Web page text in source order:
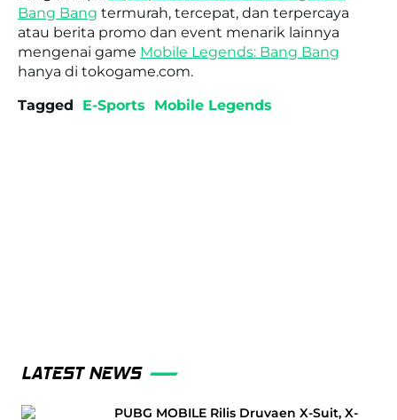
Bang Bang termurah, tercepat, dan terpercaya
atau berita promo dan event menarik lainnya
mengenai game Mobile Legends: Bang Bang
hanya di tokogame.com.
Tagged
E-Sports Mobile Legends
LATEST NEWS
PUBG MOBILE Rilis Druvaen X-Suit, X-